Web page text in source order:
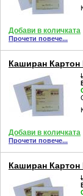
Добави в количката
Прочети повече...
Каширан Картон
Добави в количката
Прочети повече...
Каширан Картон